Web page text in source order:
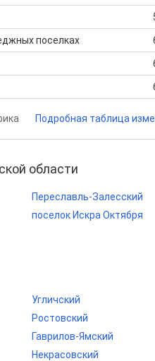
поселках
Подробная таблица
области
Переславль-Залесский
поселок Искра Октября
Угличский
Ростовский
Гаврилов-Ямский
Некрасовский